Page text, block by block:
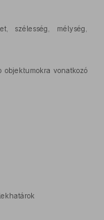
szélesség, mélység,
vonatkozó